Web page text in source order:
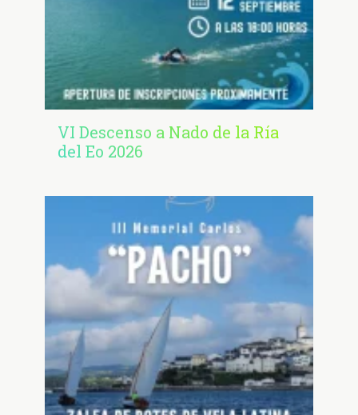
VI Descenso a Nado de la Ría
del Eo 2026